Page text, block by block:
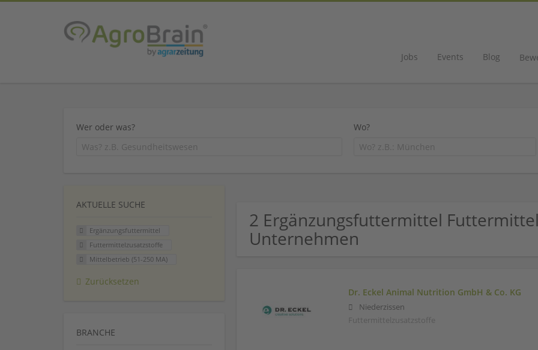
Jobs Events Blog
Wer oder was? Wo?
2 Ergänzungsfuttermittel
Unternehmen
Dr. Eckel Animal Nutrition GmbH & Co. KG
Niederzissen
Futtermittelzusatzstoffe
AKTUELLE SUCHE
Ergänzungsfuttermittel
Futtermittelzusatzstoffe
Mittelbetrieb (51-250 MA)
Zurücksetzen
BRANCHE